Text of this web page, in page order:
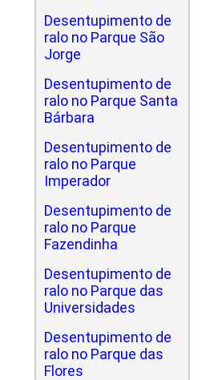
Desentupimento de
ralo no Parque São
Jorge
Desentupimento de
ralo no Parque Santa
Bárbara
Desentupimento de
ralo no Parque
Imperador
Desentupimento de
ralo no Parque
Fazendinha
Desentupimento de
ralo no Parque das
Universidades
Desentupimento de
ralo no Parque das
Flores